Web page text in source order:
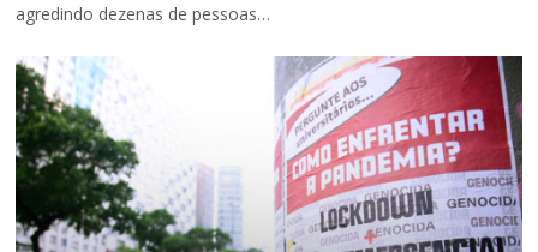
agredindo dezenas de pessoas…